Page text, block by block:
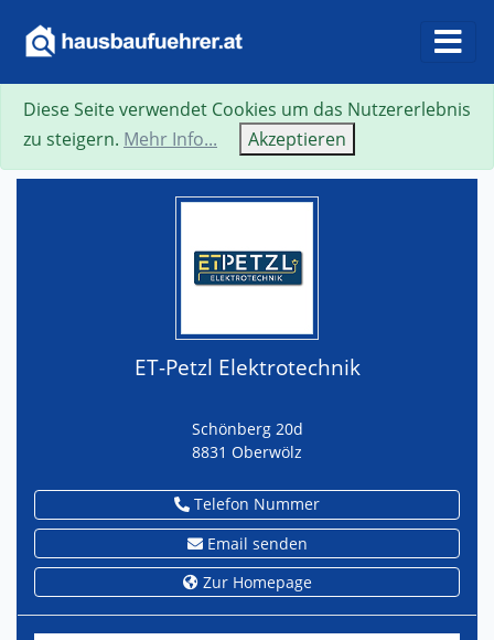
Suche Neue Suche Zurück
ET-Petzl Elektrotechnik
Schönberg 20d
8831 Oberwölz
Telefon Nummer
Email senden
Zur Homepage
Diese Seite verwendet Cookies um das Nutzererlebnis
zu steigern. Mehr Info... Akzeptieren